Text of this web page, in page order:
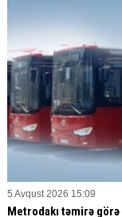
5 Avqust 2026 15:09
Metrodakı təmirə görə